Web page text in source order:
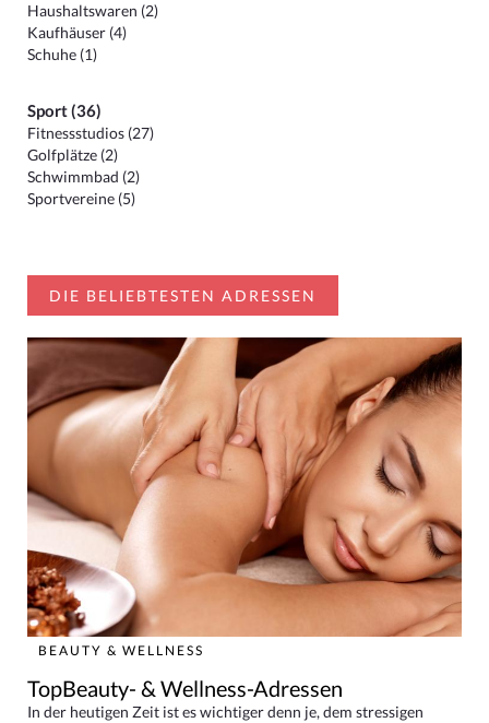
Haushaltswaren (2)
Kaufhäuser (4)
Schuhe (1)
Sport (36)
Fitnessstudios (27)
Golfplätze (2)
Schwimmbad (2)
Sportvereine (5)
DIE BELIEBTESTEN ADRESSEN
BEAUTY & WELLNESS
TopBeauty- & Wellness-Adressen
In der heutigen Zeit ist es wichtiger denn je, dem stressigen